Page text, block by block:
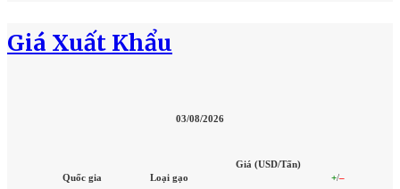
Giá Xuất Khẩu
03/08/2026
Quốc gia Loại gạo
Giá (USD/Tấn)
+/–